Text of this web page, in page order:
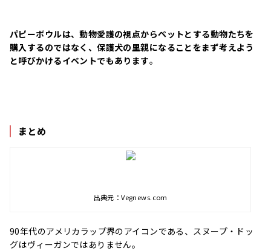
パピーボウルは、動物愛護の視点からペットとする動物たちを
購入するのではなく、保護犬の里親になることをまず考えよう
と呼びかけるイベントでもあります。
まとめ
出典元：Vegnews.com
90年代のアメリカラップ界のアイコンである、スヌープ・ドッ
グはヴィーガンではありません。